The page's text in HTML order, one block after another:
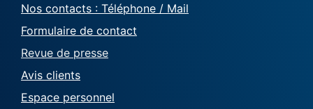
Nos contacts : Téléphone / Mail
Formulaire de contact
Revue de presse
Avis clients
Espace personnel